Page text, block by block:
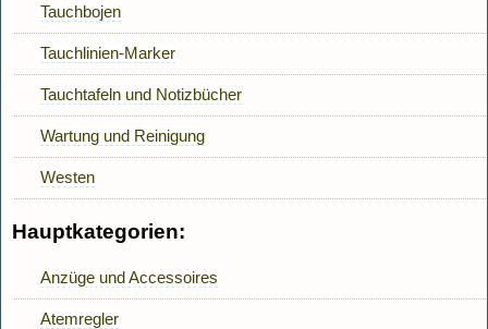
Tauchbojen
Tauchlinien-Marker
Tauchtafeln und Notizbücher
Wartung und Reinigung
Westen
Hauptkategorien:
Anzüge und Accessoires
Atemregler